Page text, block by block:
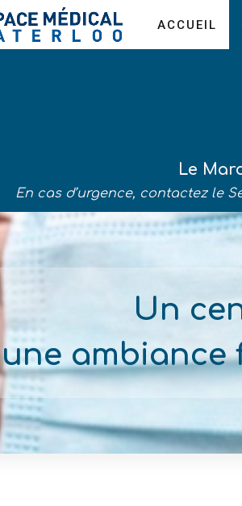
ACCUEIL
Le
En cas d’urgence, contactez le
Un
une ambiance